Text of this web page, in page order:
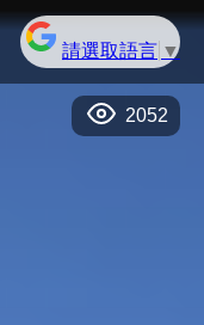
請選取語言 ▼
2052